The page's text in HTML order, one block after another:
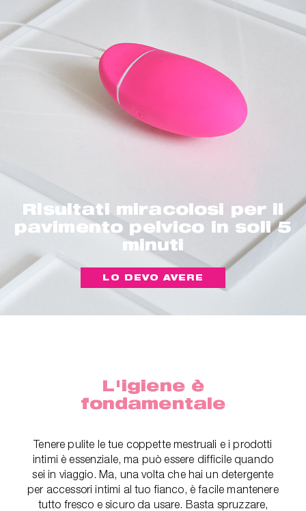
Risultati miracolosi per il
pavimento pelvico in soli 5
minuti
LO DEVO AVERE
L'igiene è
fondamentale
Tenere pulite le tue coppette mestruali e i prodotti
intimi è essenziale, ma può essere difficile quando
sei in viaggio. Ma, una volta che hai un detergente
per accessori intimi al tuo fianco, è facile mantenere
tutto fresco e sicuro da usare. Basta spruzzare,